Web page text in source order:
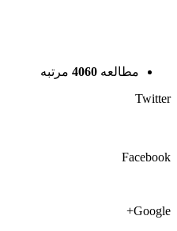
مطالعه 4060 مرتبه
Twitter
Facebook
Google+